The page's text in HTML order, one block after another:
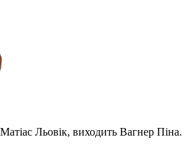
Льовік, виходить Вагнер Піна.